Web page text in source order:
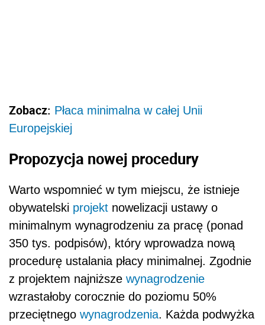
Zobacz: Płaca minimalna w całej Unii
Europejskiej
Propozycja nowej procedury
Warto wspomnieć w tym miejscu, że istnieje
obywatelski projekt nowelizacji ustawy o
minimalnym wynagrodzeniu za pracę (ponad
350 tys. podpisów), który wprowadza nową
procedurę ustalania płacy minimalnej. Zgodnie
z projektem najniższe wynagrodzenie
wzrastałoby corocznie do poziomu 50%
przeciętnego wynagrodzenia. Każda podwyżka